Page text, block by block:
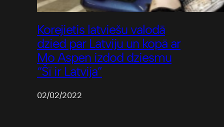
Korejietis latviešu valodā
dzied par Latviju un kopā ar
Mo Aspen izdod dziesmu
“Šī ir Latvija”
02/02/2022